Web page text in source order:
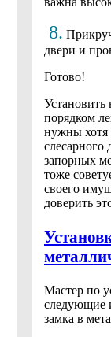
8.
двери и
Готово!
Установить
порядком
нужны
слесарного
запорных
тоже
своего
доверить
Мастер по
следующие
замка в